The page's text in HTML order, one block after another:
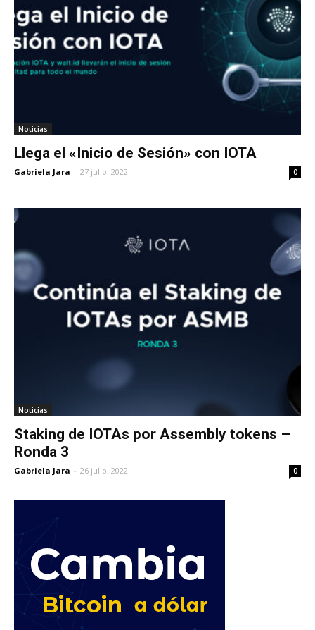
Noticias
Llega el «Inicio de Sesión» con IOTA
Gabriela Jara - 27 julio, 2022 0
Noticias
Staking de IOTAs por Assembly tokens –
Ronda 3
Gabriela Jara - 26 julio, 2022 0